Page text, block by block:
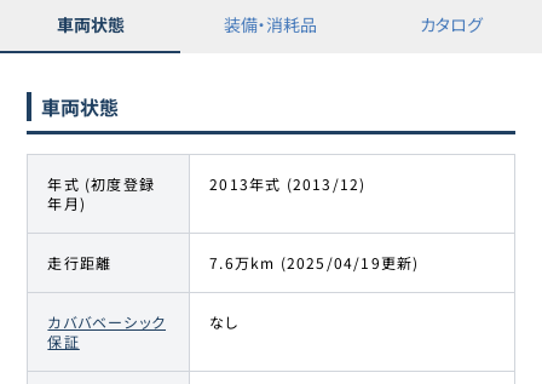
車両状態 装備・消耗品 カタログ
車両状態
年式 (初度登録
年月)
2013年式 (2013/12)
走行距離 7.6万km (2025/04/19更新)
カババベーシック
保証
なし